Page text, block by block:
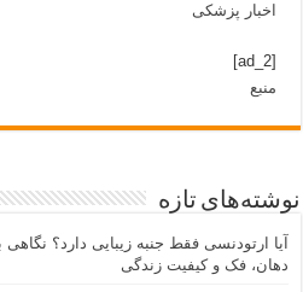
اخبار پزشکی
[ad_2]
منبع
نوشته‌های تازه
آیا ارتودنسی فقط جنبه زیبایی دارد؟
دهان، فک و کیفیت زندگی